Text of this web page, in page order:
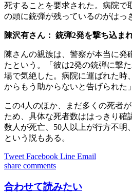
死することを要求された。病院で
の頭に銃弾が残っているのがはっ
陳沢有さん： 銃弾2発を撃ち込ま
陳さんの親族は、警察が本当に発
たという。「彼は2発の銃弾に撃
場で気絶した。病院に運ばれた時
からもう助からないと告げられた
この4人のほか、まだ多くの死者
ため、具体な死者数ははっきり確
数人が死亡、50人以上が行方不明
という説もある。
Tweet Facebook Line Email
share comments
合わせて読みたい